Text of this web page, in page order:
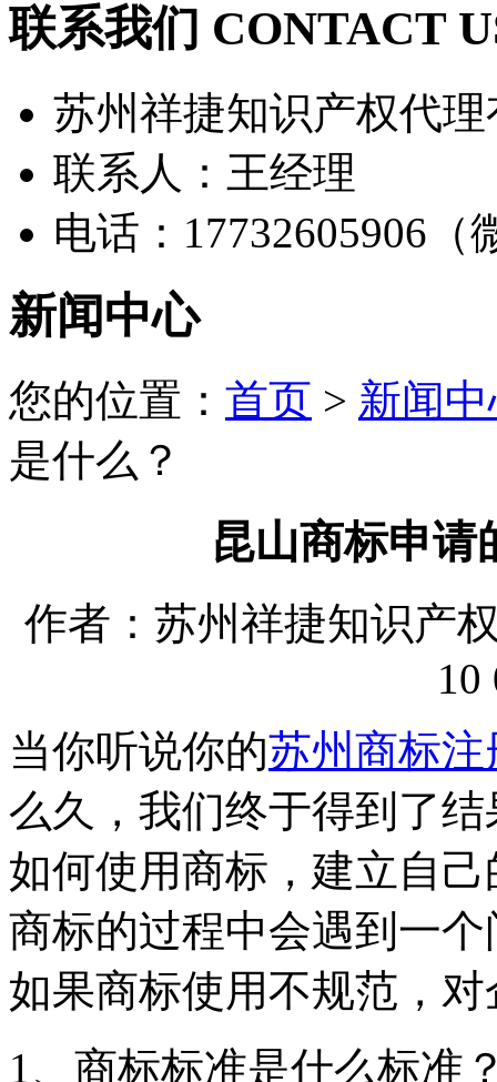
联系我们 CONTACT
苏州祥捷知识产权代
联系人：王经理
电话：17732605906（
新闻中心
您的位置： 首页 > 新闻
是什么？
昆山商标申请
作者：苏州祥捷知识产
10
当你听说你的苏州商标注
么久，我们终于得到了
如何使用商标，建立自
商标的过程中会遇到一
如果商标使用不规范，
1、商标标准是什么标准